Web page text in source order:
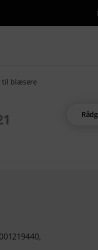
med søgeord
til blæsere